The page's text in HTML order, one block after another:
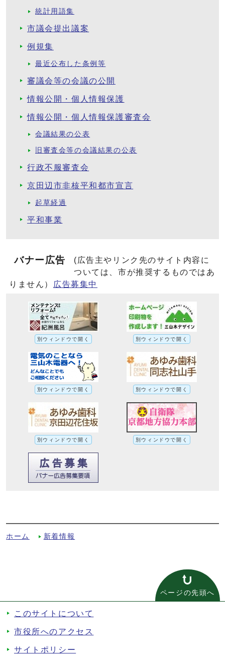
統計用語集
市議会提出議案
例規集
最近公布した条例等
審議会等の会議の公開
情報公開・個人情報保護
情報公開・個人情報保護審査会
会議結果の公表
旧審査会等の会議結果の公表
行政不服審査会
京田辺市非核平和都市宣言
起草経過
平和事業
バナー広告
(広告主やリンク先のサイト内容に
ついては、市が推奨するものではあ
りません）
広告募集中
別ウィンドウで開く 別ウィンドウで開く
別ウィンドウで開く 別ウィンドウで開く
別ウィンドウで開く 別ウィンドウで開く
ホーム 新着情報
ページの先頭へ
このサイトについて
市役所へのアクセス
サイトポリシー